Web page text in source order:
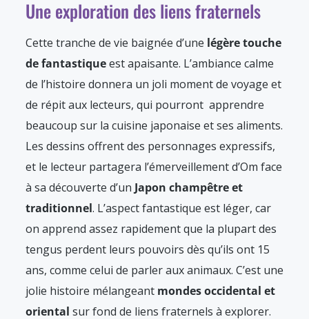
Une exploration des liens fraternels
Cette tranche de vie baignée d’une légère touche
de fantastiqueest apaisante. L’ambiance calme
de l’histoire donnera un joli moment de voyage et
de répit aux lecteurs, qui pourront apprendre
beaucoup sur la cuisine japonaise et ses aliments.
Les dessins offrent des personnages expressifs,
et le lecteur partagera l’émerveillement d’Om face
à sa découverte d’un Japon champêtre et
traditionnel. L’aspect fantastique est léger, car
on apprend assez rapidement que la plupart des
tengus perdent leurs pouvoirs dès qu’ils ont 15
ans, comme celui de parler aux animaux. C’est une
jolie histoire mélangeant mondes occidental et
oriental sur fond de liens fraternels à explorer.